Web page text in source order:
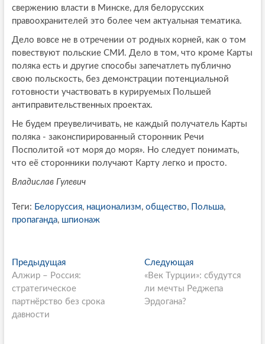
свержению власти в Минске, для белорусских
правоохранителей это более чем актуальная тематика.
Дело вовсе не в отречении от родных корней, как о том
повествуют польские СМИ. Дело в том, что кроме Карты
поляка есть и другие способы запечатлеть публично
свою польскость, без демонстрации потенциальной
готовности участвовать в курируемых Польшей
антиправительственных проектах.
Не будем преувеличивать, не каждый получатель Карты
поляка - законспирированный сторонник Речи
Посполитой «от моря до моря». Но следует понимать,
что её сторонники получают Карту легко и просто.
Владислав Гулевич
Теги: Белоруссия, национализм, общество, Польша,
пропаганда, шпионаж
P
o
s
t
ПредыдущаяП
р
е
д
Алжир – Россия:
стратегическое
партнёрство без срока
давности
Следующая
л
е
«Век Турции»: сбудутся
ли мечты Реджепа
Эрдогана?